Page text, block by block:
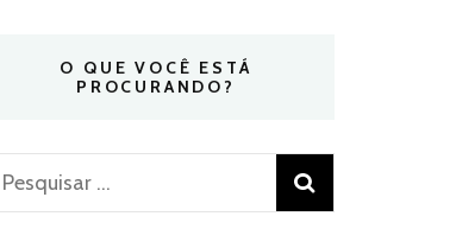
O QUE VOCÊ ESTÁ
PROCURANDO?
Pesquisar
por: